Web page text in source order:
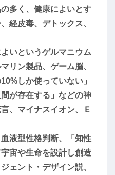
多く、健康によいとす
経皮毒、デトックス、
いというゲルマニウム
リン製品、ゲーム脳、
しか使っていない」
間が存在する」などの神
、マイナスイオン、Ｅ
液型性格判断、「知性
宙や生命を設計し創造
ェント・デザイン説、